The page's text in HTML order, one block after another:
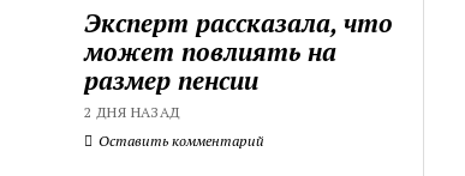
Эксперт рассказала, что
может повлиять на
размер пенсии
2 ДНЯ НАЗАД
Оставить комментарий